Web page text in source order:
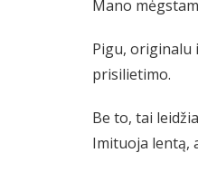
Mano
Pigu, originalu
prisilietimo.
Be to, tai
Imituoja lentą,